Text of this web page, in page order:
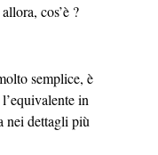
cos’è ?
semplice, è
in
nei dettagli più